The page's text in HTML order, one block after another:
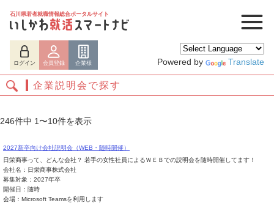
石川県若者就職情報総合ポータルサイト
ログイン 会員登録 企業様 Powered by Translate
企業説明会で探す
246件中 1〜10件を表示
2027新卒向け会社説明会（WEB・随時開催）
日栄商事って、どんな会社？ 若手の女性社員によるＷＥＢでの説明会を随時開催してます！
会社名：日栄商事株式会社
募集対象：2027年卒
開催日：随時
会場：Microsoft Teamsを利用します